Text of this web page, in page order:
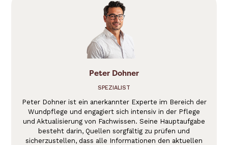
Peter Dohner
SPEZIALIST
Peter Dohner ist ein anerkannter Experte im Bereich der
Wundpflege und engagiert sich intensiv in der Pflege
und Aktualisierung von Fachwissen. Seine Hauptaufgabe
besteht darin, Quellen sorgfältig zu prüfen und
sicherzustellen, dass alle Informationen den aktuellen